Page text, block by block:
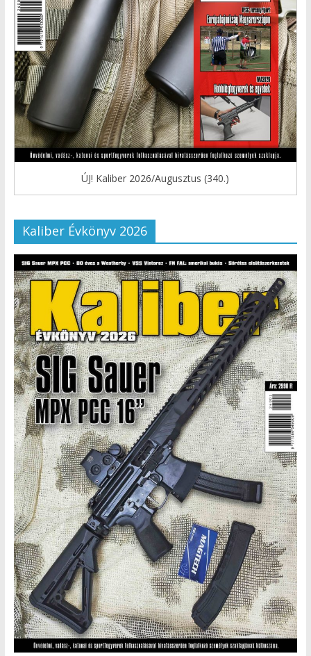
ÚJ! Kaliber 2026/Augusztus (340.)
Kaliber Évkönyv 2026